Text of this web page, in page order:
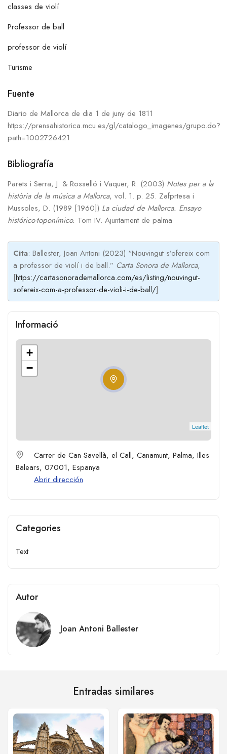
classes de violí
Professor de ball
professor de violí
Turisme
Fuente
Diario de Mallorca de dia 1 de juny de 1811
https://prensahistorica.mcu.es/gl/catalogo_imagenes/grupo.do?
path=1002726421
Bibliografía
Parets i Serra, J. & Rosselló i Vaquer, R. (2003) Notes per a la
història de la música a Mallorca, vol. 1. p. 25. Zafprtesa i
Mussoles, D. (1989 [1960]) La ciudad de Mallorca. Ensayo
histórico-toponímico. Tom IV. Ajuntament de palma
Cita: Ballester, Joan Antoni (2023) “Nouvingut s’ofereix com
a professor de violí i de ball.” Carta Sonora de Mallorca,
[https://cartasonorademallorca.com/es/listing/nouvingut-
sofereix-com-a-professor-de-violi-i-de-ball/]
Informació
+
−
Leaflet
Carrer de Can Savellà, el Call, Canamunt, Palma, Illes
Balears, 07001, Espanya
Abrir dirección
Categories
Text
Autor
Joan Antoni Ballester
Entradas similares